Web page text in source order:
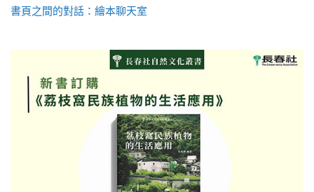
書頁之間的對話：繪本聊天室